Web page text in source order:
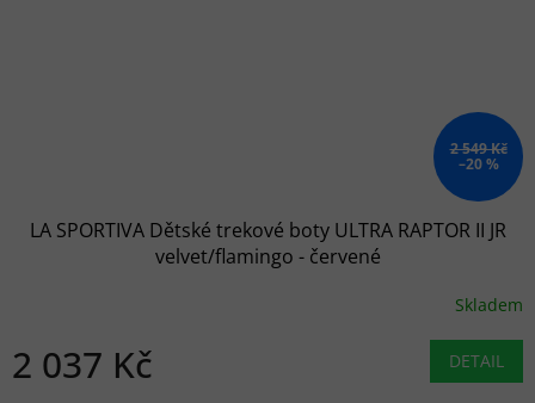
2 549 Kč
–20 %
LA SPORTIVA Dětské trekové boty ULTRA RAPTOR II JR
velvet/flamingo - červené
Skladem
2 037 Kč DETAIL